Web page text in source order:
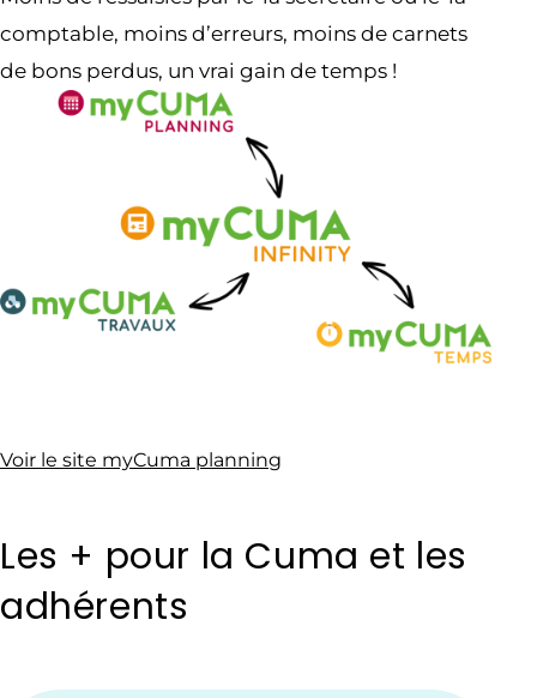
comptable, moins d’erreurs, moins de carnets
de bons perdus, un vrai gain de temps !
Voir le site myCuma planning
Les + pour la Cuma et les
adhérents